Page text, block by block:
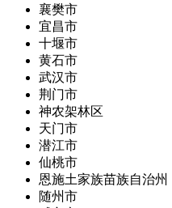
襄樊市
宜昌市
十堰市
黄石市
武汉市
荆门市
神农架林区
天门市
潜江市
仙桃市
恩施土家族苗族自治州
随州市